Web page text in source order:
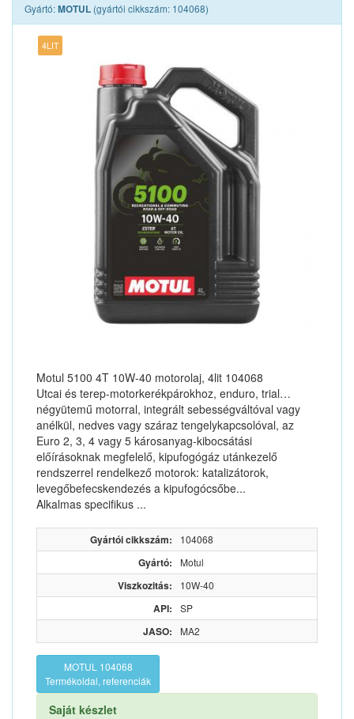
Gyártó:MOTUL (gyártói cikkszám: 104068)
4LIT
Motul 5100 4T 10W-40 motorolaj, 4lit 104068
Utcai és terep-motorkerékpárokhoz, enduro, trial…
négyütemű motorral, integrált sebességváltóval vagy
anélkül, nedves vagy száraz tengelykapcsolóval, az
Euro 2, 3, 4 vagy 5 károsanyag-kibocsátási
előírásoknak megfelelő, kipufogógáz utánkezelő
rendszerrel rendelkező motorok: katalizátorok,
levegőbefecskendezés a kipufogócsőbe...
Alkalmas specifikus ...
Gyártói cikkszám: 104068
Gyártó: Motul
Viszkozitás: 10W-40
API: SP
JASO: MA2
MOTUL 104068
Termékoldal, referenciák
Saját készlet